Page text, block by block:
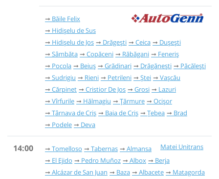
Băile Felix
Hidișelu de Sus
Hidișelu de Jos
Drăgești Ceica
Dușești
Sâmbăta
Copăceni Răbăgani
Feneriș
Pocola
Beiuș Grădinari Drăgănești
Păcălești
Sudrigiu
Rieni Petrileni Ștei
Vașcău
Cărpinet
Cristior De Jos Grosi
Lazuri
Vîrfurile
Hălmagiu Țărmure
Ocișor
Târnava de Criș
Baia de Criș Țebea
Brad
Podele
Deva
14:00 Matei Unitrans
Tomelloso Tabernas
Almansa
El Ejido
Pedro Muñoz Albox
Berja
Alcázar de San Juan
Baza Albacete
Matagorda